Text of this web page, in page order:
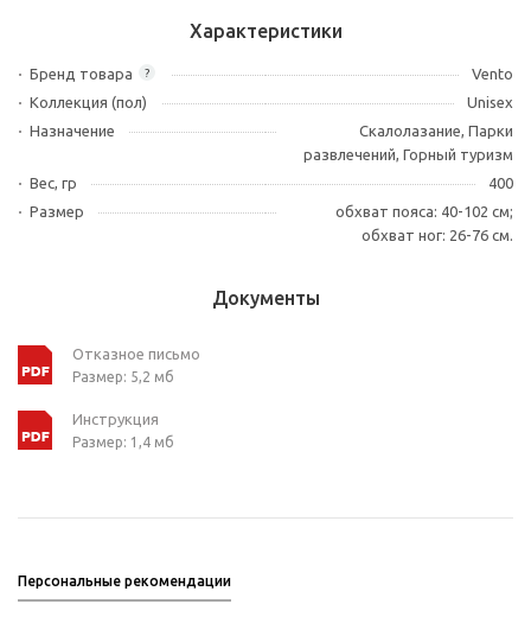
Характеристики
?
Бренд товара
Vento
Коллекция (пол)
Unisex
Назначение
Скалолазание, Парки
развлечений, Горный туризм
Вес, гр
400
Размер
обхват пояса: 40-102 см;
обхват ног: 26-76 см.
Документы
Отказное письмо
Размер: 5,2 мб
Инструкция
Размер: 1,4 мб
Персональные рекомендации